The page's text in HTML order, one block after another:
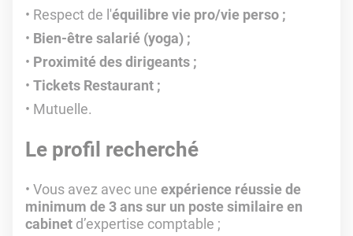
Respect de l'équilibre vie pro/vie perso ;
Bien-être salarié (yoga) ;
Proximité des dirigeants ;
Tickets Restaurant ;
Mutuelle.
Le profil recherché
Vous avez avec une expérience réussie de
minimum de 3 ans sur un poste similaire en
cabinet d’expertise comptable ;